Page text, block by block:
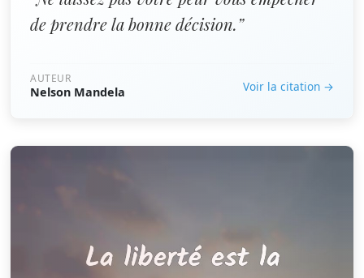
de prendre la bonne décision.”
AUTEUR
Nelson Mandela Voir la citation →